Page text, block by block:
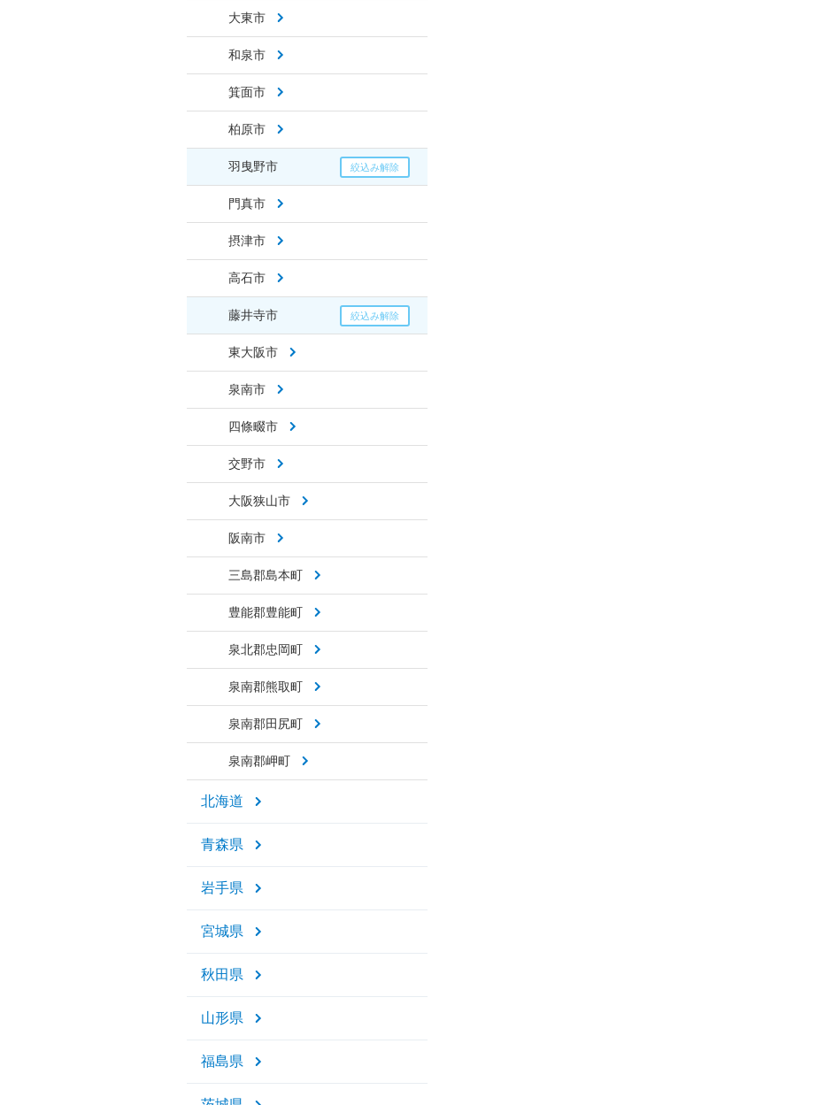
大東市
和泉市
箕面市
柏原市
羽曳野市
門真市
摂津市
高石市
藤井寺市
東大阪市
泉南市
四條畷市
交野市
大阪狭山市
阪南市
三島郡島本町
豊能郡豊能町
泉北郡忠岡町
泉南郡熊取町
泉南郡田尻町
泉南郡岬町
北海道
青森県
岩手県
宮城県
秋田県
山形県
福島県